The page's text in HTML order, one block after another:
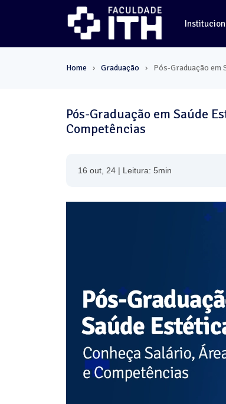
Home › Graduação › Pós-Graduação em
Pós-Graduação em Saúde
Competências
16 out, 24 | Leitura: 5min